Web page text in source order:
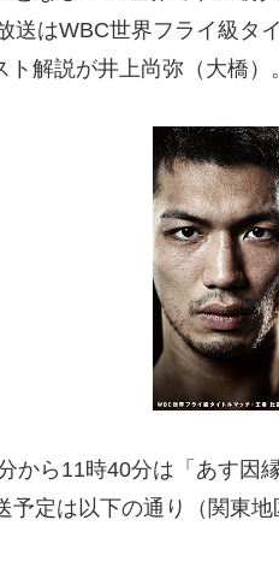
送はWBC世界フライ級タ
解説が井上尚弥（大橋）。
ら11時40分は「あす因
定は以下の通り（関東